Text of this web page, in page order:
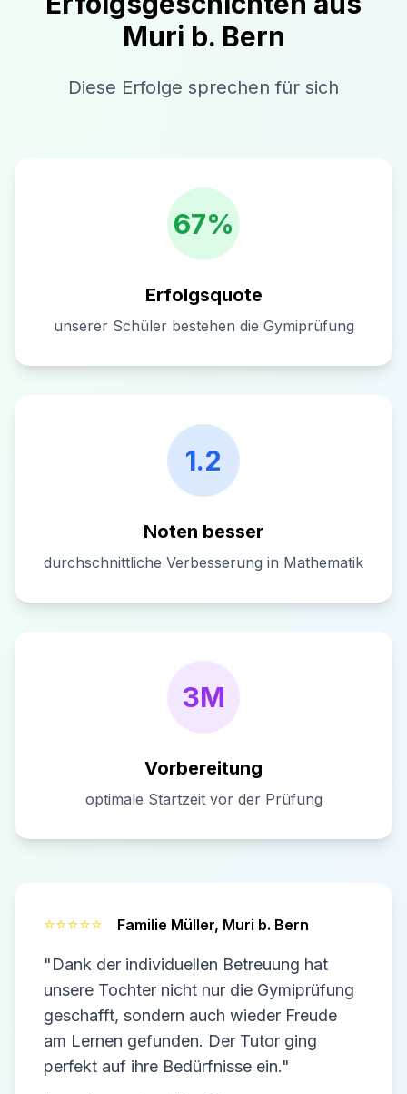
Muri b. Bern
Diese Erfolge sprechen für sich
67%
Erfolgsquote
unserer Schüler bestehen die Gymiprüfung
1.2
Noten besser
durchschnittliche Verbesserung in Mathematik
3M
Vorbereitung
optimale Startzeit vor der Prüfung
⭐⭐⭐⭐⭐ Familie Müller, Muri b. Bern
"Dank der individuellen Betreuung hat
unsere Tochter nicht nur die Gymiprüfung
geschafft, sondern auch wieder Freude
am Lernen gefunden. Der Tutor ging
perfekt auf ihre Bedürfnisse ein."